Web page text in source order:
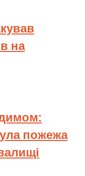
на
пожежа